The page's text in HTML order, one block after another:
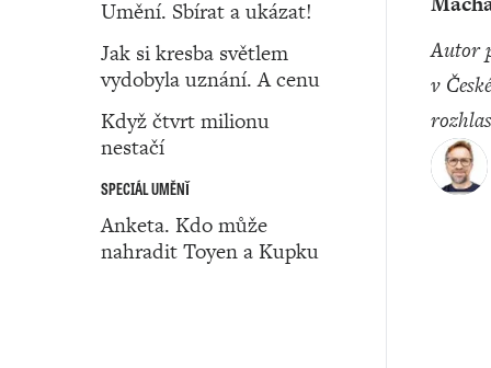
Umění. Sbírat a ukázat!
Jak si kresba světlem
vydobyla uznání. A cenu
Když čtvrt milionu
nestačí
SPECIÁL UMĚNǏ
Anketa. Kdo může
nahradit Toyen a Kupku
Autor pracuje
v